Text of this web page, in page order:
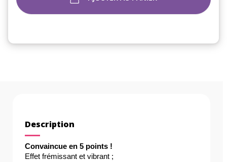
Description
Convaincue en 5 points !
Effet frémissant et vibrant ;